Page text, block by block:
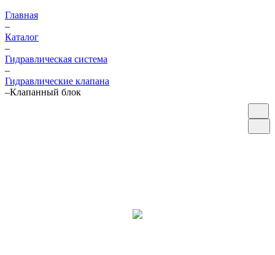
Главная
–
Каталог
–
Гидравлическая система
–
Гидравлические клапана
–Клапанный блок